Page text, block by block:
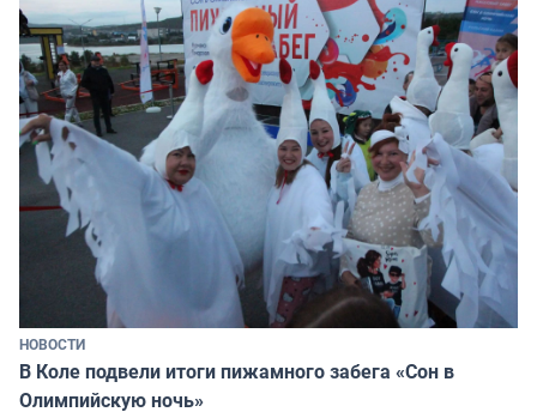
НОВОСТИ
В Коле подвели итоги пижамного забега «Сон в
Олимпийскую ночь»